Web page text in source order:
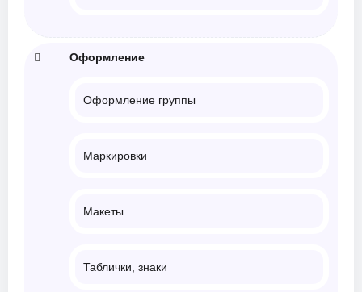
Оформление
Оформление группы
Маркировки
Макеты
Таблички, знаки